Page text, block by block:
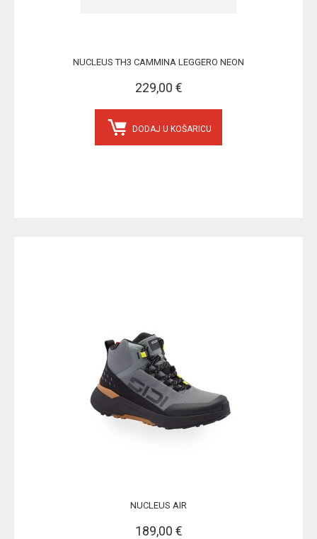
NUCLEUS TH3 CAMMINA LEGGERO NEON
229,00 €
DODAJ U KOŠARICU
NUCLEUS AIR
189,00 €